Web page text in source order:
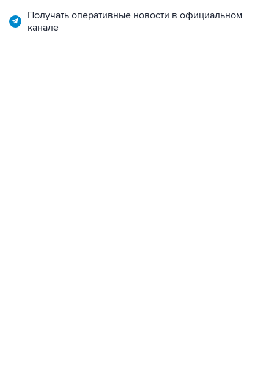
Получать оперативные новости в официальном
канале